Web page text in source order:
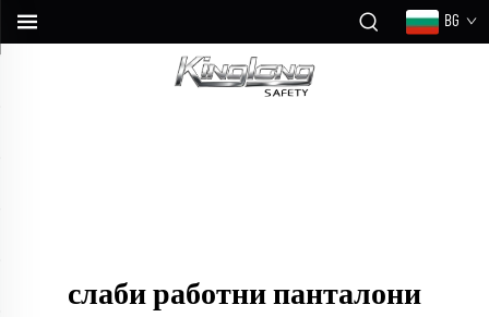
BG
слаби работни панталони